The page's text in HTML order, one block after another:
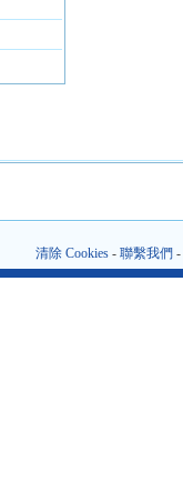
清除 Cookies - 聯繫我們 -